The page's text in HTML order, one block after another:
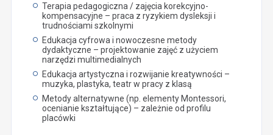
Terapia pedagogiczna / zajęcia korekcyjno-
kompensacyjne – praca z ryzykiem dysleksji i
trudnościami szkolnymi
Edukacja cyfrowa i nowoczesne metody
dydaktyczne – projektowanie zajęć z użyciem
narzędzi multimedialnych
Edukacja artystyczna i rozwijanie kreatywności –
muzyka, plastyka, teatr w pracy z klasą
Metody alternatywne (np. elementy Montessori,
ocenianie kształtujące) – zależnie od profilu
placówki